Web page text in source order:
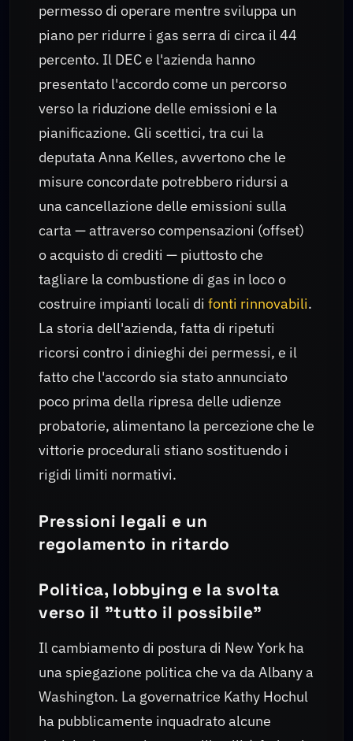
permesso di operare mentre sviluppa un
piano per ridurre i gas serra di circa il 44
percento. Il DEC e l'azienda hanno
presentato l'accordo come un percorso
verso la riduzione delle emissioni e la
pianificazione. Gli scettici, tra cui la
deputata Anna Kelles, avvertono che le
misure concordate potrebbero ridursi a
una cancellazione delle emissioni sulla
carta — attraverso compensazioni (offset)
o acquisto di crediti — piuttosto che
tagliare la combustione di gas in loco o
costruire impianti locali di fonti rinnovabili.
La storia dell'azienda, fatta di ripetuti
ricorsi contro i dinieghi dei permessi, e il
fatto che l'accordo sia stato annunciato
poco prima della ripresa delle udienze
probatorie, alimentano la percezione che le
vittorie procedurali stiano sostituendo i
rigidi limiti normativi.
Pressioni legali e un
regolamento in ritardo
Politica, lobbying e la svolta
verso il "tutto il possibile"
Il cambiamento di postura di New York ha
una spiegazione politica che va da Albany a
Washington. La governatrice Kathy Hochul
ha pubblicamente inquadrato alcune